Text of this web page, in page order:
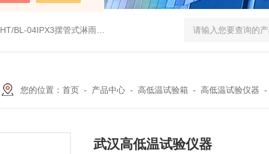
HT/BL-04IPX3摆管式淋雨试验机 HT/SC-800砂尘试验机厂家 HT/GDSJ-
您的位置： 首页- 产品中心- 高低温试验箱 - 高低温试验仪器 -
武汉高低温试验仪器